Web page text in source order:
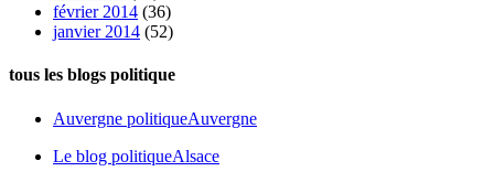
février 2014 (36)
janvier 2014 (52)
tous les blogs politique
Auvergne politiqueAuvergne
Le blog politiqueAlsace